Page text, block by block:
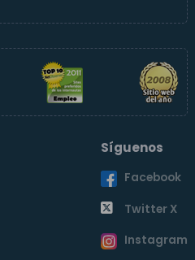
Síguenos
Facebook
Twitter X
Instagram